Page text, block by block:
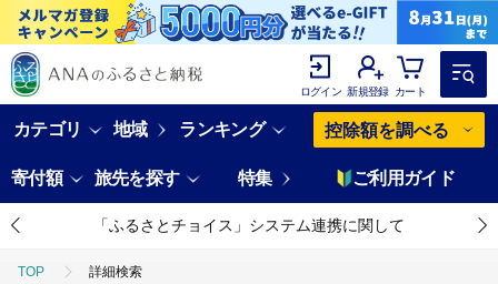
ログイン 新規登録 カート
カテゴリ 地域 ランキング 控除額を調べる
寄付額 旅先を探す 特集 ご利用ガイド
「ふるさとチョイス」システム連携に関して
TOP 詳細検索